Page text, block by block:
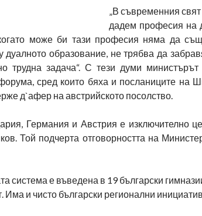
„В съвременния свят
дадем професия на
може би тази професия няма да
дуалното образование, не трябва да
трудна задача“. С тези думи
сред които бяха и посланиците
д`афер на австрийското посолство.
Германия и Австрия е изключително
Той подчерта отговорността на
система е въведена в 19 български
Има и чисто български регионални